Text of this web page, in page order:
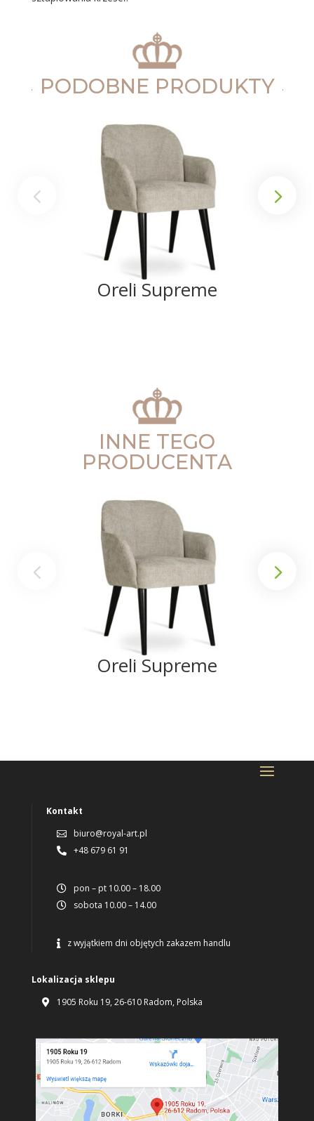
PODOBNE PRODUKTY
Oreli Supreme
INNE TEGO
PRODUCENTA
Oreli Supreme
Kontakt
 biuro@royal-art.pl
 +48 679 61 91
 pon – pt 10.00 – 18.00
 sobota 10.00 – 14.00
 z wyjątkiem dni objętych zakazem handlu
Lokalizacja sklepu
 1905 Roku 19, 26-610 Radom, Polska